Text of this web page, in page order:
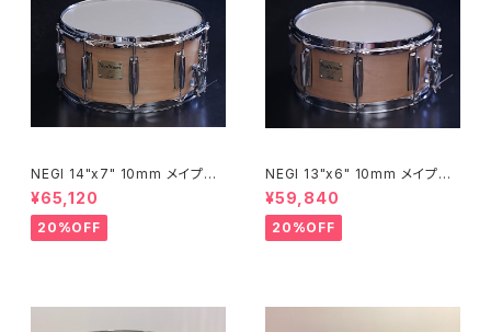
NEGI 14"x7" 10mm メイプル
スネア M10R1470P-S2N
¥65,120
20%OFF
NEGI 13"x6" 10mm メイプル
スネア M10R1360R8-S2N
¥59,840
20%OFF